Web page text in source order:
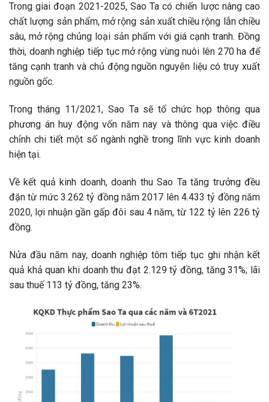
Trong giai đoạn 2021-2025, Sao Ta có chiến lược nâng cao
chất lượng sản phẩm, mở rộng sản xuất chiều rộng lẫn chiều
sâu, mở rộng chủng loại sản phẩm với giá cạnh tranh. Đồng
thời, doanh nghiệp tiếp tục mở rộng vùng nuôi lên 270 ha để
tăng cạnh tranh và chủ động nguồn nguyên liệu có truy xuất
nguồn gốc.
Trong tháng 11/2021, Sao Ta sẽ tổ chức họp thông qua
phương án huy động vốn năm nay và thông qua việc điều
chỉnh chi tiết một số ngành nghề trong lĩnh vực kinh doanh
hiện tại.
Về kết quả kinh doanh, doanh thu Sao Ta tăng trưởng đều
đặn từ mức 3.262 tỷ đồng năm 2017 lên 4.433 tỷ đồng năm
2020, lợi nhuận gần gấp đôi sau 4 năm, từ 122 tỷ lên 226 tỷ
đồng.
Nửa đầu năm nay, doanh nghiệp tôm tiếp tục ghi nhận kết
quả khả quan khi doanh thu đạt 2.129 tỷ đồng, tăng 31%; lãi
sau thuế 113 tỷ đồng, tăng 23%.